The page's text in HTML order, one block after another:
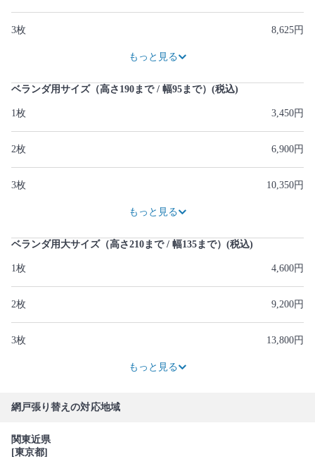
3枚
8,625円
もっと見る
ベランダ用サイズ（高さ190まで / 幅95まで）(税込)
1枚 3,450円
2枚 6,900円
3枚
10,350円
もっと見る
ベランダ用大サイズ（高さ210まで / 幅135まで）(税込)
1枚 4,600円
2枚 9,200円
3枚
13,800円
もっと見る
網戸張り替えの対応地域
関東近県
[東京都]